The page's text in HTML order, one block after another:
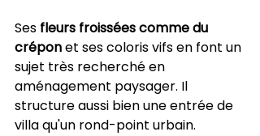
Ses fleurs froissées comme du
crépon et ses coloris vifs en font un
sujet très recherché en
aménagement paysager. Il
structure aussi bien une entrée de
villa qu'un rond-point urbain.